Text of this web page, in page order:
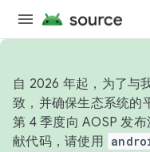
自 2026 年起，为了与
致，并确保生态系统的
第 4 季度向 AOSP 发
献代码，请使用